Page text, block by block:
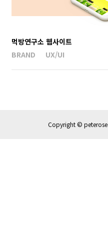
먹방연구소 웹사이트
BRAND
UX/UI
Copyright ©